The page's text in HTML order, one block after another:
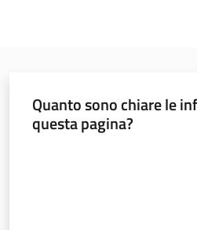
Quanto sono chiare le
questa pagina?